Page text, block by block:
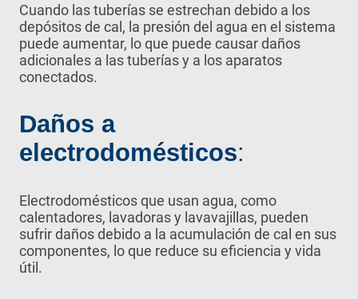
Cuando las tuberías se estrechan debido a los
depósitos de cal, la presión del agua en el sistema
puede aumentar, lo que puede causar daños
adicionales a las tuberías y a los aparatos
conectados.
Daños a
electrodomésticos:
Electrodomésticos que usan agua, como
calentadores, lavadoras y lavavajillas, pueden
sufrir daños debido a la acumulación de cal en sus
componentes, lo que reduce su eficiencia y vida
útil.